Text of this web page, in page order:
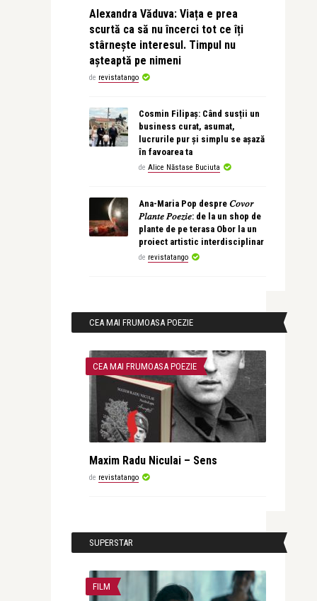
Alexandra Văduva: Viața e prea
scurtă ca să nu încerci tot ce îți
stârnește interesul. Timpul nu
așteaptă pe nimeni
de revistatango
Cosmin Filipaș: Când susții un
business curat, asumat,
lucrurile pur și simplu se așază
în favoarea ta
de Alice Năstase Buciuta
Ana-Maria Pop despre 𝐶𝑜𝑣𝑜𝑟
𝑃𝑙𝑎𝑛𝑡𝑒 𝑃𝑜𝑒𝑧𝑖𝑒: de la un shop de
plante de pe terasa Obor la un
proiect artistic interdisciplinar
de revistatango
CEA MAI FRUMOASA POEZIE
CEA MAI FRUMOASA POEZIE
Maxim Radu Niculai – Sens
de revistatango
SUPERSTAR
FILM